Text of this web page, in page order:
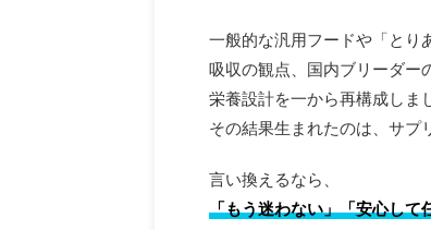
一般的な汎用フードや「とり
吸収の観点、国内ブリーダー
栄養設計を一から再構成しま
その結果生まれたのは、サプ
言い換えるなら、
「もう迷わない」「安心して